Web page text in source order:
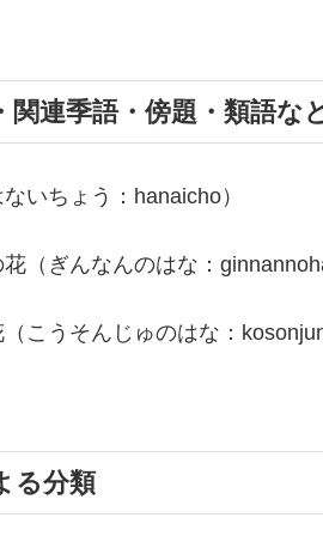
関連季語・傍題・類語な
いちょう：hanaicho）
花（ぎんなんのはな：
（こうそんじゅのはな：
る分類